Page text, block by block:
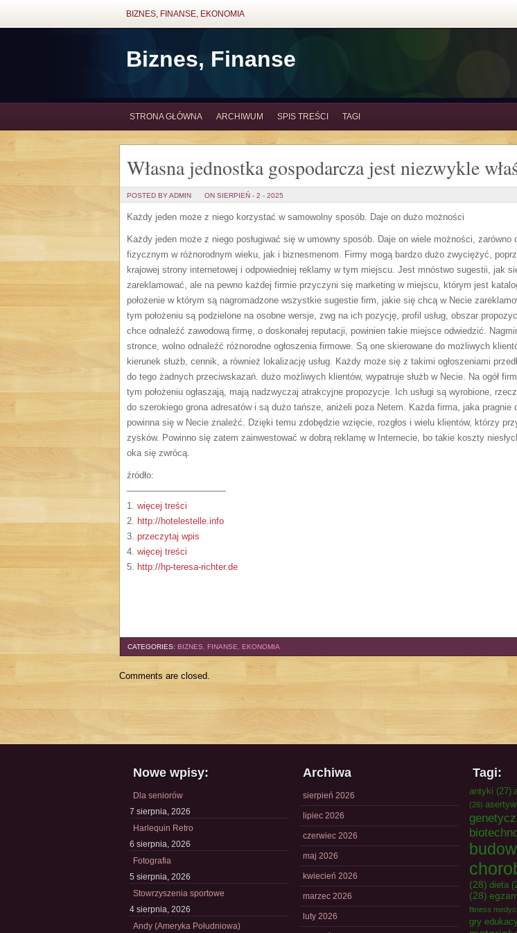
BIZNES, FINANSE, EKONOMIA
Biznes, Finanse
STRONA GŁÓWNA ARCHIWUM SPIS TREŚCI TAGI
Własna jednostka gospodarcza jest niezwykle
POSTED BY ADMIN ON SIERPIEŃ - 2 - 2025
Każdy jeden może z niego korzystać w samowolny sposób. Daje on dużo możności
Każdy jeden może z niego posługiwać się w umowny sposób. Daje on wiele możności, zarówno
fizycznym w różnorodnym wieku, jak i biznesmenom. Firmy mogą bardzo dużo zwyciężyć,
krajowej strony internetowej i odpowiedniej reklamy w tym miejscu. Jest mnóstwo sugestii, jak
zareklamować, ale na pewno każdej firmie przyczyni się marketing w miejscu, którym jest
położenie w którym są nagromadzone wszystkie sugestie firm, jakie się chcą w Necie
tym położeniu są podzielone na osobne wersje, zwg na ich pozycję, profil usług, obszar
chce odnaleźć zawodową firmę, o doskonałej reputacji, powinien takie miejsce odwiedzić.
stronce, wolno odnaleźć różnorodne ogłoszenia firmowe. Są one skierowane do możliwych
kierunek służb, cennik, a również lokalizację usług. Każdy może się z takimi ogłoszeniami
do tego żadnych przeciwskazań. dużo możliwych klientów, wypatruje służb w Necie. Na ogół
tym położeniu ogłaszają, mają nadzwyczaj atrakcyjne propozycje. Ich usługi są wyrobione,
do szerokiego grona adresatów i są dużo tańsze, aniżeli poza Netem. Każda firma, jaka pragnie
powinna się w Necie znaleźć. Dzięki temu zdobędzie wzięcie, rozgłos i wielu klientów, którzy
zysków. Powinno się zatem zainwestować w dobrą reklamę w Internecie, bo takie koszty
oka się zwrócą.
źródło:
———————————
1. więcej treści
2. http://hotelestelle.info
3. przeczytaj wpis
4. więcej treści
5. http://hp-teresa-richter.de
CATEGORIES: BIZNES, FINANSE, EKONOMIA
Comments are closed.
Nowe wpisy:
Dla seniorów
7 sierpnia, 2026
Harlequin Retro
6 sierpnia, 2026
Fotografia
5 sierpnia, 2026
Stowrzyszenia sportowe
4 sierpnia, 2026
Andy (Ameryka Południowa)
Archiwa
sierpień 2026
lipiec 2026
czerwiec 2026
maj 2026
kwiecień 2026
marzec 2026
luty 2026
Tagi:
antyki (27)
(26)
(28) dieta
(28)
fitness
gry